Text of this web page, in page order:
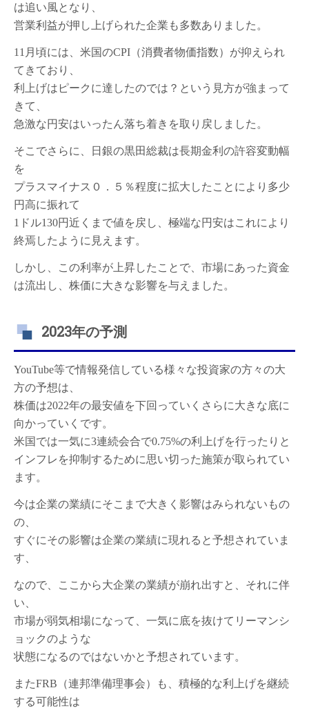
は追い風となり、
営業利益が押し上げられた企業も多数ありました。
11月頃には、米国のCPI（消費者物価指数）が抑えられ
てきており、
利上げはピークに達したのでは？という見方が強まって
きて、
急激な円安はいったん落ち着きを取り戻しました。
そこでさらに、日銀の黒田総裁は長期金利の許容変動幅
を
プラスマイナス０．５％程度に拡大したことにより多少
円高に振れて
1ドル130円近くまで値を戻し、極端な円安はこれにより
終焉したように見えます。
しかし、この利率が上昇したことで、市場にあった資金
は流出し、株価に大きな影響を与えました。
2023年の予測
YouTube等で情報発信している様々な投資家の方々の大
方の予想は、
株価は2022年の最安値を下回っていくさらに大きな底に
向かっていくです。
米国では一気に3連続会合で0.75%の利上げを行ったりと
インフレを抑制するために思い切った施策が取られてい
ます。
今は企業の業績にそこまで大きく影響はみられないもの
の、
すぐにその影響は企業の業績に現れると予想されていま
す、
なので、ここから大企業の業績が崩れ出すと、それに伴
い、
市場が弱気相場になって、一気に底を抜けてリーマンシ
ョックのような
状態になるのではないかと予想されています。
またFRB（連邦準備理事会）も、積極的な利上げを継続
する可能性は